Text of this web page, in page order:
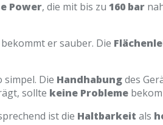
Power, die mit bis zu 160 bar
er sauber. Die
Die Handhabungdes
sollte keine Probleme
ist die Haltbarkeit als